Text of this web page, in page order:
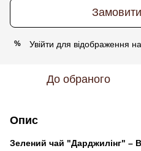
% Увійти для відображення
До обраного
Опис
Зелений чай "Дарджилінг" –